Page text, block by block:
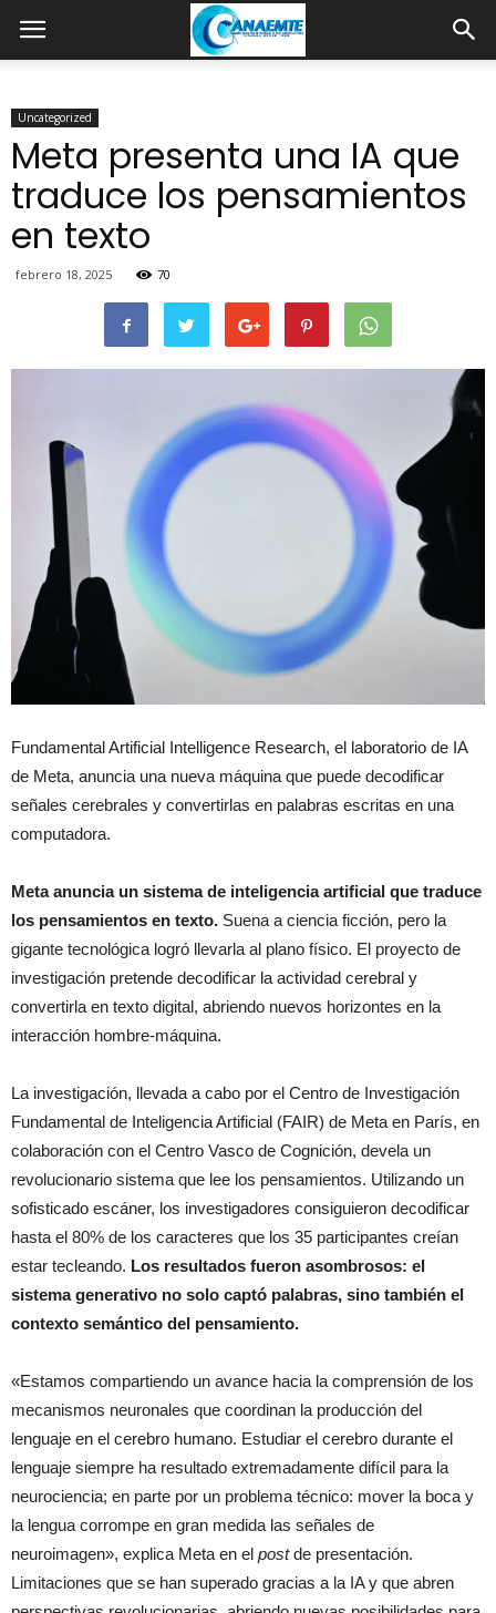
Uncategorized
Meta presenta una IA que
traduce los pensamientos
en texto
febrero 18, 2025 70
Fundamental Artificial Intelligence Research, el laboratorio de IA
de Meta, anuncia una nueva máquina que puede decodificar
señales cerebrales y convertirlas en palabras escritas en una
computadora.
Meta anuncia un sistema de inteligencia artificial que traduce
los pensamientos en texto. Suena a ciencia ficción, pero la
gigante tecnológica logró llevarla al plano físico. El proyecto de
investigación pretende decodificar la actividad cerebral y
convertirla en texto digital, abriendo nuevos horizontes en la
interacción hombre-máquina.
La investigación, llevada a cabo por el Centro de Investigación
Fundamental de Inteligencia Artificial (FAIR) de Meta en París, en
colaboración con el Centro Vasco de Cognición, devela un
revolucionario sistema que lee los pensamientos. Utilizando un
sofisticado escáner, los investigadores consiguieron decodificar
hasta el 80% de los caracteres que los 35 participantes creían
estar tecleando. Los resultados fueron asombrosos: el
sistema generativo no solo captó palabras, sino también el
contexto semántico del pensamiento.
«Estamos compartiendo un avance hacia la comprensión de los
mecanismos neuronales que coordinan la producción del
lenguaje en el cerebro humano. Estudiar el cerebro durante el
lenguaje siempre ha resultado extremadamente difícil para la
neurociencia; en parte por un problema técnico: mover la boca y
la lengua corrompe en gran medida las señales de
neuroimagen», explica Meta en el postde presentación.
Limitaciones que se han superado gracias a la IA y que abren